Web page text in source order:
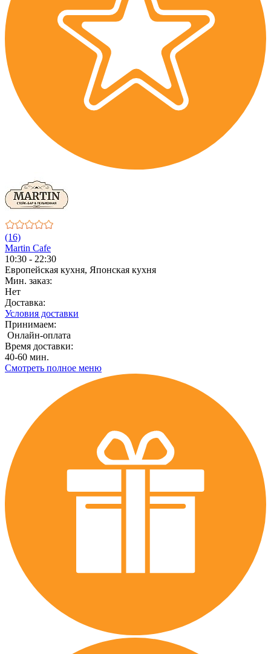
(16)
Martin Cafe
10:30 - 22:30
Европейская кухня, Японская кухня
Мин. заказ:
Нет
Доставка:
Условия доставки
Принимаем:
Онлайн-оплата
Время доставки:
40-60 мин.
Смотреть полное меню